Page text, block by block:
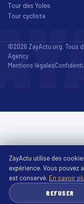
Tour des Yoles
Tour cycliste
©2026 ZayActu.org. Tous
Agency
Mentions légales
ZayActu utilise des
expérience. Vous
est conservé. En savoir
REFUSER